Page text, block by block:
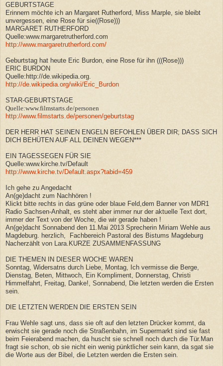
GEBURTSTAGE
Erinnern möchte ich an Margaret Rutherford, Miss Marple, sie bleibt
unvergessen, eine Rose für sie((Rose)))
MARGARET RUTHERFORD
Quelle:www.margaretrutherford.com
http://www.margaretrutherford.com/
Geburtstag hat heute Eric Burdon, eine Rose für ihn (((Rose)))
ERIC BURDON
Quelle:http://de.wikipedia.org.
http://de.wikipedia.org/wiki/Eric_Burdon
STAR-GEBURTSTAGE
Quelle:www.filmstarts.de/personen
http://www.filmstarts.de/personen/geburtstag
DER HERR HAT SEINEN ENGELN BEFOHLEN ÜBER DIR; DASS SICH
DICH BEHÜTEN AUF ALL DEINEN WEGEN***
EIN TAGESSEGEN FÜR SIE
Quelle:www.kirche.tv/Default
http://www.kirche.tv/Default.aspx?tabid=459
Ich gehe zu Angedacht
An(ge)dacht zum Nachhören !
Klickt bitte rechts in das grüne oder blaue Feld,dem Banner von MDR1
Radio Sachsen-Anhalt, es steht aber immer nur der aktuelle Text dort,
immer der Text von der Woche, die wir gerade haben !
An(ge)dacht Sonnabend den 11.Mai 2013 Sprecherin Miriam Wehle aus
Magdeburg. herzlich, Fachbereich Pastoral des Bistums Magdeburg
Nacherzählt von Lara.KURZE ZUSAMMENFASSUNG
DIE THEMEN IN DIESER WOCHE WAREN
Sonntag, Widersatns durch Liebe, Montag, Ich vermisse die Berge,
Dienstag, Beten, Mittwoch, Ein Kompliment, Donnerstag, Christi
Himmelfahrt, Freitag, Danke!, Sonnabend, Die letzten werden die Ersten
sein.
DIE LETZTEN WERDEN DIE ERSTEN SEIN
Frau Wehle sagt uns, dass sie oft auf den letzten Drücker kommt, da
erwischt sie gerade noch die Straßenbahn, im Supermarkt sind sie fast
beim Feierabend machen, da huscht sie schnell noch durch die Tür.Man
fragt sie schon, ob sie nicht ein wenig pünktlicher sein kann, da sgat sie
die Worte aus der Bibel, die Letzten werden die Ersten sein.